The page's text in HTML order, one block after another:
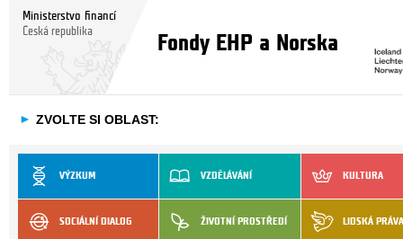
Ministerstvo financí
Česká republika
Fondy EHP a Norska
► ZVOLTE SI OBLAST:
VÝZKUM VZDĚLÁVÁNÍ KULTURA
SOCIÁLNÍ DIALOG ŽIVOTNÍ PROSTŘEDÍ LIDSKÁ PRÁVA